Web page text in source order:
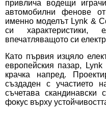
привлича водещи
автомобилни фенове
именно моделът Lynk &
си
впечатляващото си
Като първия изцяло
европейския пазар,
крачка напред.
създаден с участието
съчетава скандинавски
фокус върху